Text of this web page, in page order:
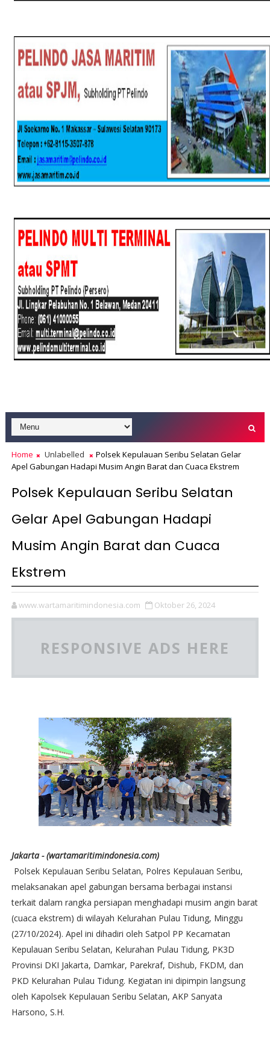
Home Unlabelled
Polsek Kepulauan Seribu Selatan Gelar
Apel Gabungan Hadapi Musim Angin Barat dan Cuaca Ekstrem
Polsek Kepulauan Seribu Selatan
Gelar Apel Gabungan Hadapi
Musim Angin Barat dan Cuaca
Ekstrem
www.wartamaritimindonesia.com Oktober 26, 2024
RESPONSIVE ADS HERE
Jakarta - (wartamaritimindonesia.com)
Polsek Kepulauan Seribu Selatan, Polres Kepulauan Seribu,
melaksanakan apel gabungan bersama berbagai instansi
terkait dalam rangka persiapan menghadapi musim angin barat
(cuaca ekstrem) di wilayah Kelurahan Pulau Tidung, Minggu
(27/10/2024). Apel ini dihadiri oleh Satpol PP Kecamatan
Kepulauan Seribu Selatan, Kelurahan Pulau Tidung, PK3D
Provinsi DKI Jakarta, Damkar, Parekraf, Dishub, FKDM, dan
PKD Kelurahan Pulau Tidung. Kegiatan ini dipimpin langsung
oleh Kapolsek Kepulauan Seribu Selatan, AKP Sanyata
Harsono, S.H.